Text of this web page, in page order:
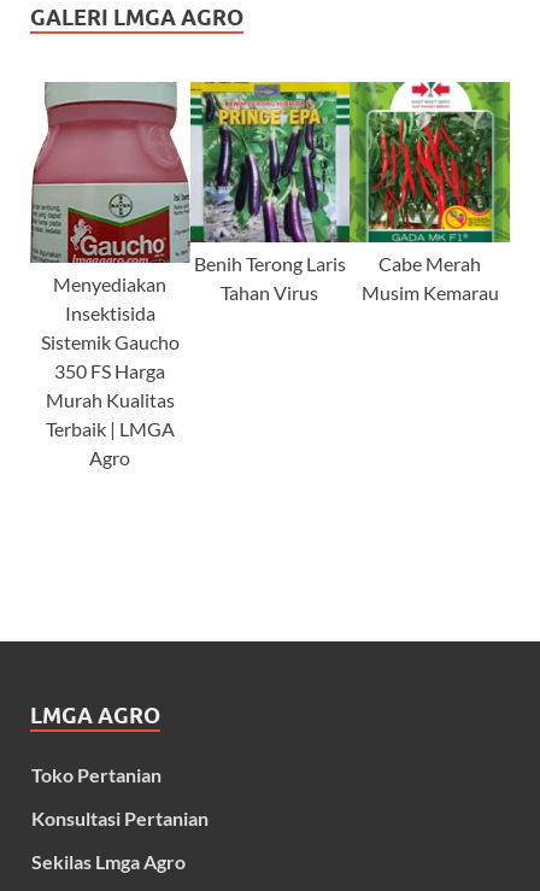
GALERI LMGA AGRO
Menyediakan
Insektisida
Sistemik Gaucho
350 FS Harga
Murah Kualitas
Terbaik | LMGA
Agro
Benih Terong Laris
Tahan Virus
Cabe Merah
Musim Kemarau
LMGA AGRO
Toko Pertanian
Konsultasi Pertanian
Sekilas Lmga Agro